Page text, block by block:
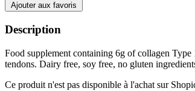
Ajouter aux favoris
Description
Food supplement containing 6g of collagen
tendons. Dairy free, soy free, no gluten
Ce produit n'est pas disponible à l'achat sur